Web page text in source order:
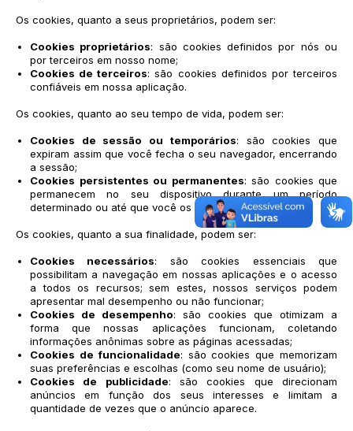
Os cookies, quanto a seus proprietários, podem ser:
Cookies proprietários: são cookies definidos por nós ou
por terceiros em nosso nome;
Cookies de terceiros: são cookies definidos por terceiros
confiáveis em nossa aplicação.
Os cookies, quanto ao seu tempo de vida, podem ser:
Cookies de sessão ou temporários: são cookies que
expiram assim que você fecha o seu navegador, encerrando
a sessão;
Cookies persistentes ou permanentes: são cookies que
permanecem no seu dispositivo durante um período
determinado ou até que você os exclua.
Os cookies, quanto a sua finalidade, podem ser:
Cookies necessários: são cookies essenciais que
possibilitam a navegação em nossas aplicações e o acesso
a todos os recursos; sem estes, nossos serviços podem
apresentar mal desempenho ou não funcionar;
Cookies de desempenho: são cookies que otimizam a
forma que nossas aplicações funcionam, coletando
informações anônimas sobre as páginas acessadas;
Cookies de funcionalidade: são cookies que memorizam
suas preferências e escolhas (como seu nome de usuário);
Cookies de publicidade: são cookies que direcionam
anúncios em função dos seus interesses e limitam a
quantidade de vezes que o anúncio aparece.